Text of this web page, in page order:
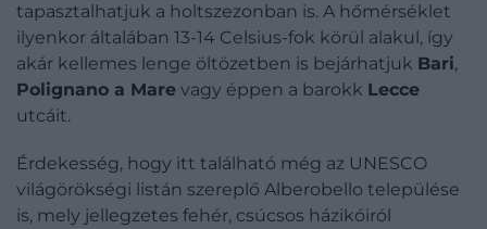
tapasztalhatjuk a holtszezonban is. A hőmérséklet
ilyenkor általában 13-14 Celsius-fok körül alakul, így
akár kellemes lenge öltözetben is bejárhatjuk Bari,
Polignano a Mare vagy éppen a barokk Lecce
utcáit.
Érdekesség, hogy itt található még az UNESCO
világörökségi listán szereplő Alberobello települése
is, mely jellegzetes fehér, csúcsos házikóiról